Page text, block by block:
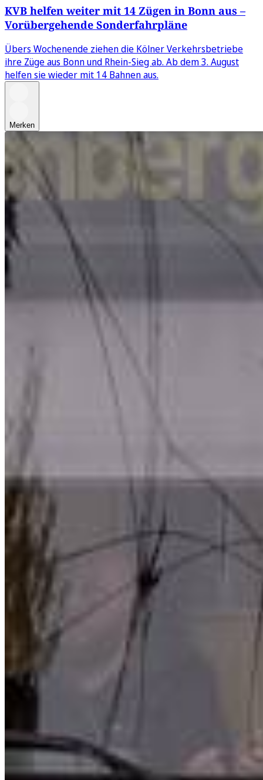
KVB helfen weiter mit 14 Zügen in Bonn aus –
Vorübergehende Sonderfahrpläne
Übers Wochenende ziehen die Kölner Verkehrsbetriebe
ihre Züge aus Bonn und Rhein-Sieg ab. Ab dem 3. August
helfen sie wieder mit 14 Bahnen aus.
Merken